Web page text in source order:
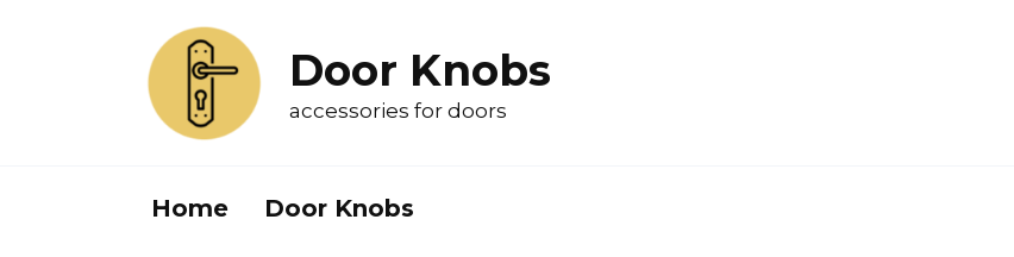
Door Knobs
accessories for doors
Home Door Knobs